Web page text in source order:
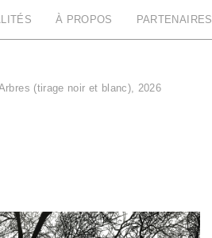
À PROPOS PARTENAIRES
(tirage noir et blanc), 2026